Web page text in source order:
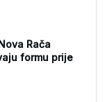
Rača
formu prije